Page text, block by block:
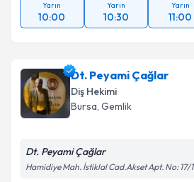
Yarın
10:00
Yarın
10:30
Yarın
11:00
Dt. Peyami Çağlar
Diş Hekimi
Bursa, Gemlik
Dt. Peyami Çağlar
Hamidiye Mah. İstiklal Cad.Akset Apt. No: 17/1